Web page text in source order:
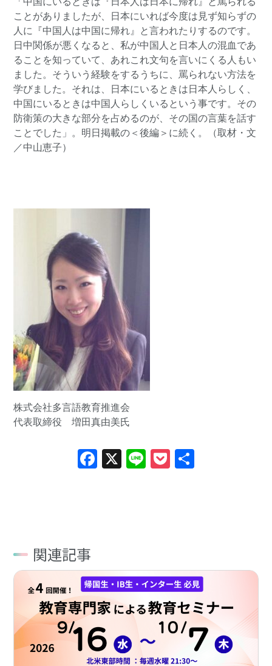
ことがありましたが、日本にいれば今度は見ず知らずの
人に『中国人は中国に帰れ』と言われたりするのです。
日中関係が悪くなると、私が中国人と日本人の混血であ
ることを知っていて、あれこれ文句を言いにくる人もい
ました。そういう経験をするうちに、罵られない方法を
学びました。それは、日本にいるときは日本人らしく、
中国にいるときは中国人らしくいるという事です。その
防衛策の大きな部分を占めるのが、その国の言葉を話す
ことでした」。明日掲載の＜後編＞に続く。（取材・文
／中山恵子）
株式会社多言語教育推進会
代表取締役 増田真由美氏
Facebook
X LinePocket
関連記事